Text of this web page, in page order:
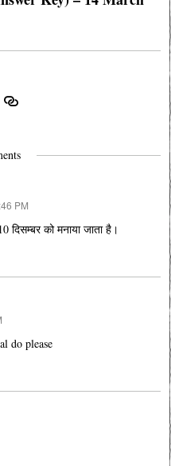
PM
दिसम्बर को मनाया जाता है।
do please